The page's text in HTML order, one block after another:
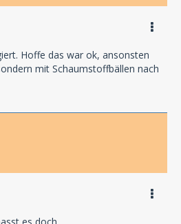
Hoffe das war ok, ansonsten
mit Schaumstoffbällen nach